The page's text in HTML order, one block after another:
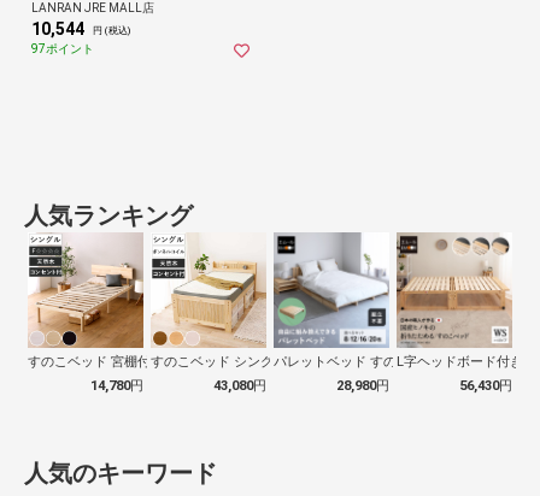
LANRAN JRE MALL店
10,544 円 (税込)
97ポイント
人気ランキング
すのこベッド 宮棚付き シングル 北欧パ…
14,780円
すのこベッド シングル ボンネルマット付…
43,080円
パレットベッド すのこベッド 正方形 連…
28,980円
L字ヘッドボード付き
56,430円
人気のキーワード